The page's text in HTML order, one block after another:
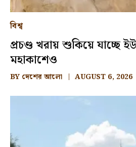
বিশ্ব
প্রচণ্ড খরায় শুকিয়ে যাচ্ছে
মহাকাশেও
BY দেশের আলো AUGUST 6, 2026